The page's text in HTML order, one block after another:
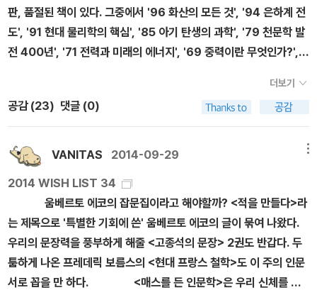
판, 품절된 책이 있다. 그중에서 '96 화산의 모든 것', '94 은하계 전
도', '91 현대 물리학의 핵심', '85 아기 탄생의 과학', '79 천문학 발
전 400년', '71 전력과 미래의 에너지', '69 중력이란 무엇인가?',
어 있는가?', '45 지구: 우주에 떠 있는 기적의 행성', '44 초신성과
블랙홀', '43 진공과 인플레이션 우주론', '34 확률의 세계', '30 지
구의 과학', '28 차원이란 무엇인가?', '26 지구 온난화', '4 천문학
계가 주목하는 75 은하 68 항성', '3 인체 21세기 해부학', '2 누구
나 이해할 수 있는 양자론' 등 eBook이 남아 있는 것이 없지 않다.
개정판도 꾸준히 나오고 있는 편이다. 최근에는 중고등학교 수학, 과
학 시리즈가 나왔다.
더보기
공감 (23) 댓글 (0)
VANITAS 2014-09-29
2014 WISH LIST 34
움베르토 에코의 잡문집이라고 해야할까? <적을 만들다>라
는 제목으로 '특별한 기회에 쓴' 움베르토 에코의 글이 묶여 나왔다.
우리의 문장력을 풍부하게 해줄 <고종석의 문장> 2권도 반갑다. 두
툼하게 나온 프레데릭 보름스의 <현대 프랑스 철학>도 이 주의 인문
서로 꼽을 만 하다. <매스를 든 인문학>은 우리 신체를 인